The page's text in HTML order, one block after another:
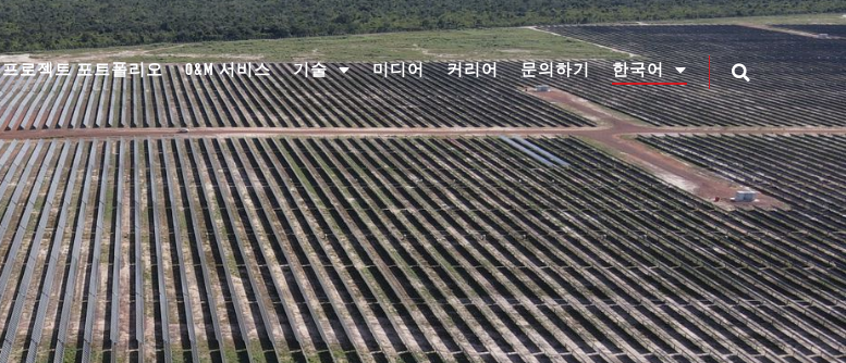
프로젝트 포트폴리오 O&M 서비스 기술 미디어 커리어 문의하기 한국어